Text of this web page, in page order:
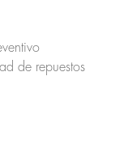
de repuestos